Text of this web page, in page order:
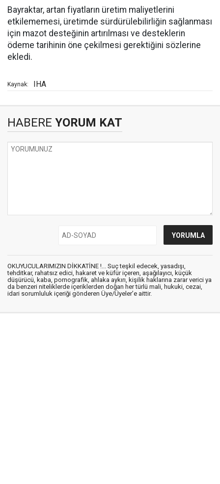
Bayraktar, artan fiyatların üretim maliyetlerini
etkilememesi, üretimde sürdürülebilirliğin sağlanması
için mazot desteğinin artırılması ve desteklerin
ödeme tarihinin öne çekilmesi gerektiğini sözlerine
ekledi.
Kaynak: IHA
HABERE YORUM KAT
OKUYUCULARIMIZIN DİKKATİNE !... Suç teşkil edecek, yasadışı,
tehditkar, rahatsız edici, hakaret ve küfür içeren, aşağılayıcı, küçük
düşürücü, kaba, pornografik, ahlaka aykırı, kişilik haklarına zarar verici ya
da benzeri niteliklerde içeriklerden doğan her türlü mali, hukuki, cezai,
idari sorumluluk içeriği gönderen Üye/Üyeler’e aittir.